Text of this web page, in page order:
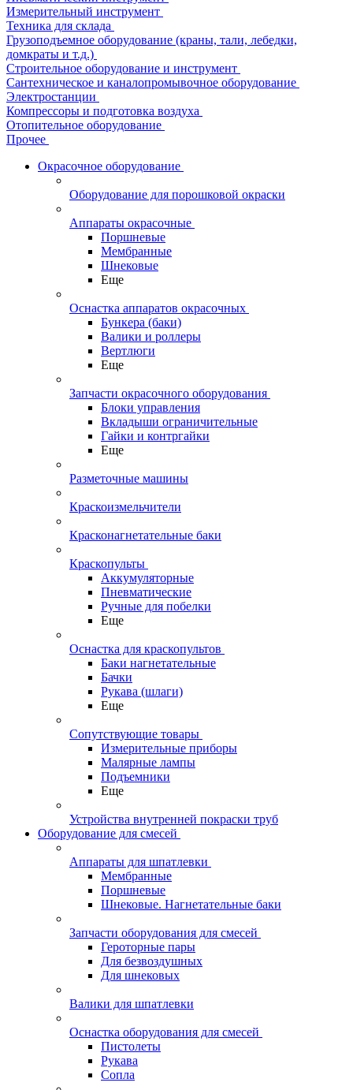
Измерительный инструмент
Техника для склада
Грузоподъемное оборудование (краны, тали, лебедки,
домкраты и т.д.)
Строительное оборудование и инструмент
Сантехническое и каналопромывочное оборудование
Электростанции
Компрессоры и подготовка воздуха
Отопительное оборудование
Прочее
Окрасочное оборудование
Оборудование для порошковой окраски
Аппараты окрасочные
Поршневые
Мембранные
Шнековые
Еще
Оснастка аппаратов окрасочных
Бункера (баки)
Валики и роллеры
Вертлюги
Еще
Запчасти окрасочного оборудования
Блоки управления
Вкладыши ограничительные
Гайки и контргайки
Еще
Разметочные машины
Краскоизмельчители
Красконагнетательные баки
Краскопульты
Аккумуляторные
Пневматические
Ручные для побелки
Еще
Оснастка для краскопультов
Баки нагнетательные
Бачки
Рукава (шлаги)
Еще
Сопутствующие товары
Измерительные приборы
Малярные лампы
Подъемники
Еще
Устройства внутренней покраски труб
Оборудование для смесей
Аппараты для шпатлевки
Мембранные
Поршневые
Шнековые. Нагнетательные баки
Запчасти оборудования для смесей
Героторные пары
Для безвоздушных
Для шнековых
Валики для шпатлевки
Оснастка оборудования для смесей
Пистолеты
Рукава
Сопла